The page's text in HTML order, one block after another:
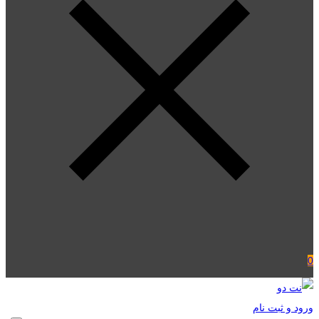
0
ورود و ثبت نام